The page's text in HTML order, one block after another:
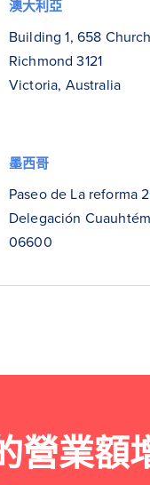
澳大利亞
Building 1, 658
Richmond 3121
Victoria, Australia
墨西哥
Paseo de La reforma
Delegación
06600
營業額